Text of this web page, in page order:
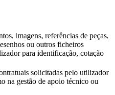
imagens, referências de peças,
ou outros ficheiros
para identificação, cotação
solicitadas pelo utilizador
na gestão de apoio técnico ou